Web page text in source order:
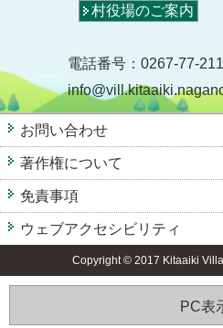
村役場のご案内
電話番号：0267-77-
お問い合わせ
著作権について
免責事項
ウェブアクセシビリティ
Copyright © 2017 Kitaaiki
PC表